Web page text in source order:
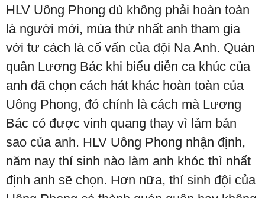
HLV Uông Phong dù không phải hoàn toàn
là người mới, mùa thứ nhất anh tham gia
với tư cách là cố vấn của đội Na Anh. Quán
quân Lương Bác khi biểu diễn ca khúc của
anh đã chọn cách hát khác hoàn toàn của
Uông Phong, đó chính là cách mà Lương
Bác có được vinh quang thay vì lảm bản
sao của anh. HLV Uông Phong nhận định,
năm nay thí sinh nào làm anh khóc thì nhất
định anh sẽ chọn. Hơn nữa, thí sinh đội của